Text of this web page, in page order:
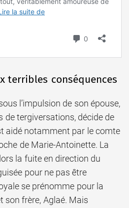
terribles conséquences
l’impulsion de son épouse,
de tergiversations, décide de
aidé notamment par le comte
de Marie-Antoinette. La
la fuite en direction du
pour ne pas être
se prénomme pour la
son frère, Aglaé. Mais